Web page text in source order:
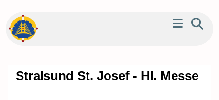
Stralsund St. Josef - Hl. Messe